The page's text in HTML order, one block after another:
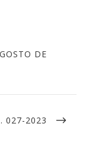
DE
027-2023